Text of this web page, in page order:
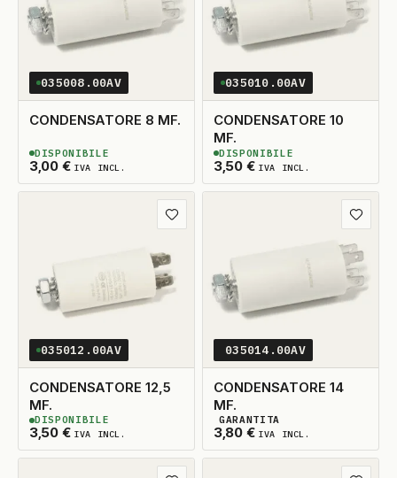
035008.00AV
CONDENSATORE 8 MF.
3,00 € IVA INCL.
2DISPONIBILI
DISPONIBILE
035010.00AV
CONDENSATORE 10
MF.
3,50 € IVA INCL.
2DISPONIBILI
DISPONIBILE
Aggiungi ai preferiti
035012.00AV
CONDENSATORE 12,5
MF.
3,50 € IVA INCL.
2DISPONIBILI
DISPONIBILE
035014.00AV
CONDENSATORE 14
MF.
3,80 € IVA INCL.
2DISPONIBILI
GARANTITA